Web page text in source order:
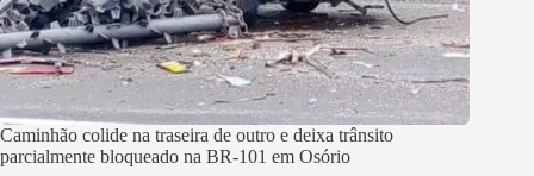
Caminhão colide na traseira de outro e deixa trânsito
parcialmente bloqueado na BR-101 em Osório